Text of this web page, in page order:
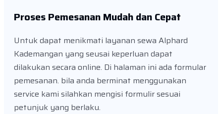
Proses Pemesanan Mudah dan Cepat
Untuk dapat menikmati layanan sewa Alphard
Kademangan yang seusai keperluan dapat
dilakukan secara online. Di halaman ini ada formular
pemesanan. bila anda berminat menggunakan
service kami silahkan mengisi formulir sesuai
petunjuk yang berlaku.